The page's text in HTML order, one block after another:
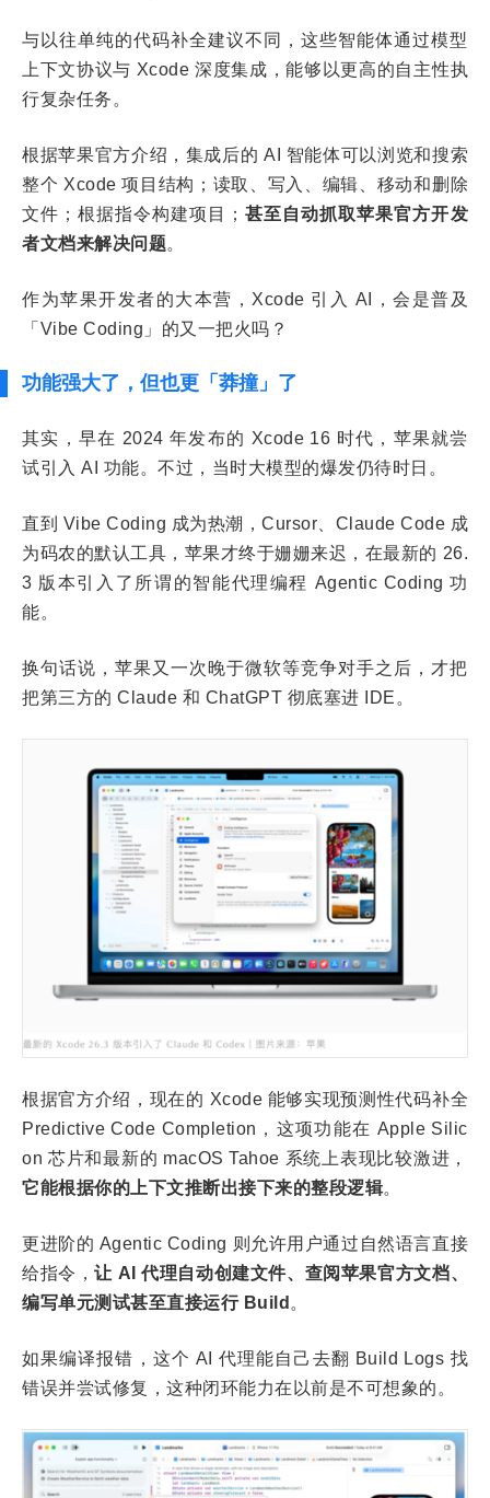
与以往单纯的代码补全建议不同，这些智能体通过模型
上下文协议与 Xcode 深度集成，能够以更高的自主性执
行复杂任务。
根据苹果官方介绍，集成后的 AI 智能体可以浏览和搜索
整个 Xcode 项目结构；读取、写入、编辑、移动和删除
文件；根据指令构建项目； 甚至自动抓取苹果官方开发
者文档来解决问题。
作为苹果开发者的大本营，Xcode 引入 AI，会是普及
「Vibe Coding」的又一把火吗？
功能强大了，但也更「莽撞」了
其实，早在 2024 年发布的 Xcode 16 时代，苹果就尝
试引入 AI 功能。不过，当时大模型的爆发仍待时日。
直到 Vibe Coding 成为热潮，Cursor、Claude Code 成
为码农的默认工具，苹果才终于姗姗来迟，在最新的 26.
3 版本引入了所谓的智能代理编程 Agentic Coding 功
能。
换句话说，苹果又一次晚于微软等竞争对手之后，才把
把第三方的 Claude 和 ChatGPT 彻底塞进 IDE。
根据官方介绍，现在的 Xcode 能够实现预测性代码补全
Predictive Code Completion，这项功能在 Apple Silic
on 芯片和最新的 macOS Tahoe 系统上表现比较激进，
它能根据你的上下文推断出接下来的整段逻辑。
更进阶的 Agentic Coding 则允许用户通过自然语言直接
给指令，让 AI 代理自动创建文件、查阅苹果官方文档、
编写单元测试甚至直接运行 Build 。
如果编译报错，这个 AI 代理能自己去翻 Build Logs 找
错误并尝试修复，这种闭环能力在以前是不可想象的。